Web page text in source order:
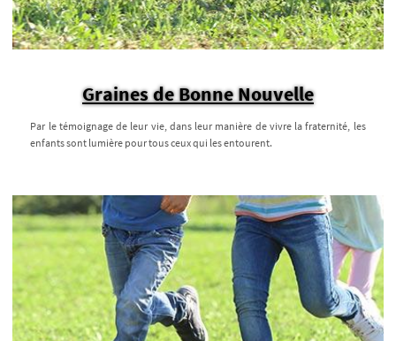
Graines de Bonne Nouvelle
Par le témoignage de leur vie, dans leur manière de vivre la fraternité, les
enfants sont lumière pour tous ceux qui les entourent.